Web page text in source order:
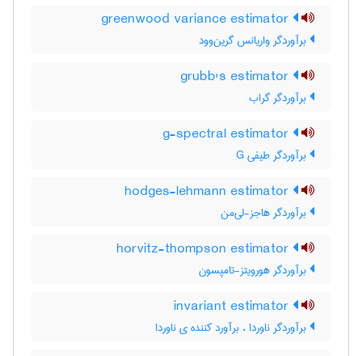
برآوردگر واریانس گرین‌وود
برآوردگر گراب
برآوردگر طیفی G
برآوردگر هاجز-لی‌من
برآوردگر هورویتز-تامپسون
برآوردگر ناوردا ، برآورد کننده ی ناوردا